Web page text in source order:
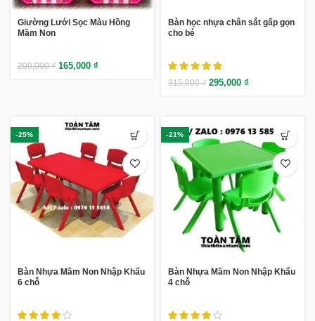
Giường Lưới Sọc Màu Hồng
Mầm Non
200,000₫ 165,000 ₫
Bàn học nhựa chân sắt gấp gọn
cho bé
315,000₫ 295,000 ₫
-25%
Bàn Nhựa Mầm Non Nhập Khẩu
6 chỗ
-21%
Bàn Nhựa Mầm Non Nhập Khẩu
4 chỗ